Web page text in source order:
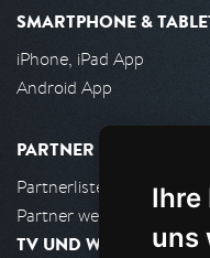
Ihre
uns
SMARTPHONE &
iPhone, iPad App
Android App
PARTNER
Partnerliste
Partner werden
TV UND WOHNZIMMER